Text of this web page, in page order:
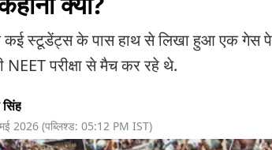
कई स्टूडेंट्स के पास हाथ से लिखा हुआ एक गेस
परीक्षा से मैच कर रहे थे.
सिंह
2026 (पब्लिश्ड: 05:12 PM IST)